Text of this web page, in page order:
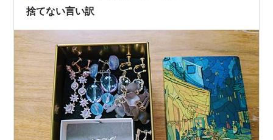
ある。 だから、この筏を捨てることなく、 肩に担いで、
捨てない言い訳